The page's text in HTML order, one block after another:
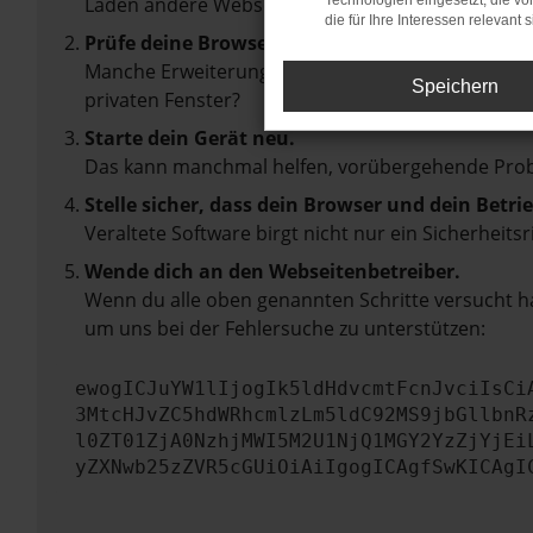
Prüfe deine Browsererweiterungen.
Manche Erweiterungen, wie Werbeblocker,
privaten Fenster?
Starte dein Gerät neu.
Das kann manchmal helfen, vorübergehende
Stelle sicher, dass dein Browser und dein
Veraltete Software birgt nicht nur ein
Wende dich an den Webseitenbetreiber.
Wenn du alle oben genannten Schritte versucht
um uns bei der Fehlersuche zu unterstützen:
die für Ihre Interessen relevant
Speichern